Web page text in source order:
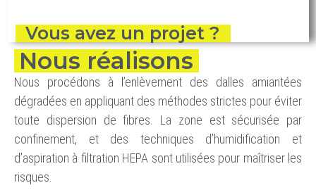
Vous avez un projet ?
Nous réalisons
Nous procédons à l’enlèvement des dalles amiantées
dégradées en appliquant des méthodes strictes pour éviter
toute dispersion de fibres. La zone est sécurisée par
confinement, et des techniques d’humidification et
d’aspiration à filtration HEPA sont utilisées pour maîtriser les
risques.